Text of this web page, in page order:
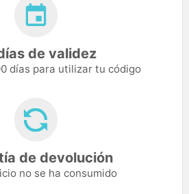
de validez
días para utilizar tu código
de devolución
no se ha consumido